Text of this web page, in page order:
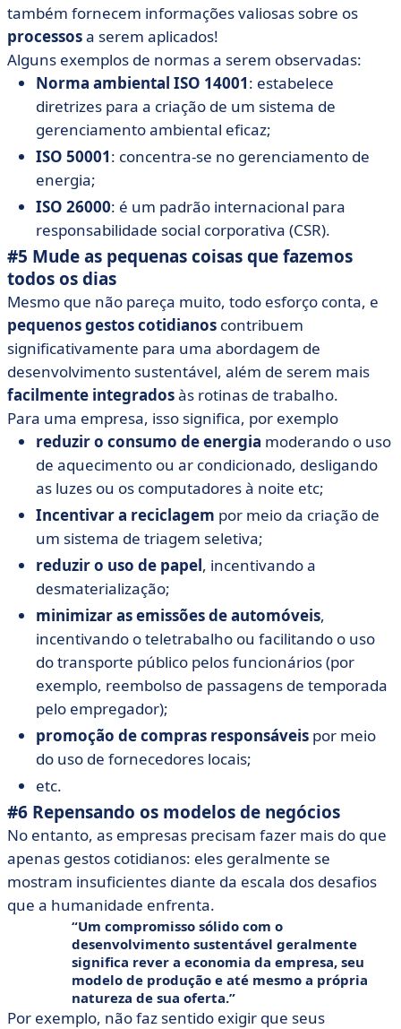
também fornecem informações valiosas sobre os
processosa serem aplicados!
Alguns exemplos de normas a serem observadas:
Norma ambiental ISO 14001: estabelece
diretrizes para a criação de um sistema de
gerenciamento ambiental eficaz;
ISO 50001: concentra-se no gerenciamento de
energia;
ISO 26000: é um padrão internacional para
responsabilidade social corporativa (CSR).
#5 Mude as pequenas coisas que fazemos
todos os dias
Mesmo que não pareça muito, todo esforço conta, e
pequenos gestos cotidianos contribuem
significativamente para uma abordagem de
desenvolvimento sustentável, além de serem mais
facilmente integradosàs rotinas de trabalho.
Para uma empresa, isso significa, por exemplo
reduzir o consumo de energia moderando o uso
de aquecimento ou ar condicionado, desligando
as luzes ou os computadores à noite etc;
Incentivar a reciclagem por meio da criação de
um sistema de triagem seletiva;
reduzir o uso de papel, incentivando a
desmaterialização;
minimizar as emissões de automóveis,
incentivando o teletrabalho ou facilitando o uso
do transporte público pelos funcionários (por
exemplo, reembolso de passagens de temporada
pelo empregador);
promoção de compras responsáveis por meio
do uso de fornecedores locais;
etc.
#6 Repensando os modelos de negócios
No entanto, as empresas precisam fazer mais do que
apenas gestos cotidianos: eles geralmente se
mostram insuficientes diante da escala dos desafios
que a humanidade enfrenta.
Um compromisso sólido com o
desenvolvimento sustentável geralmente
significa rever a economia da empresa, seu
modelo de produção e até mesmo a própria
natureza de sua oferta.
Por exemplo, não faz sentido exigir que seus